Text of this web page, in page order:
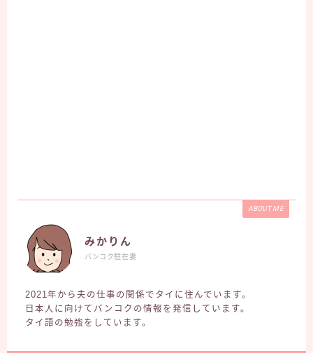
ABOUT ME
みかりん
バンコク駐在妻
2021年から夫の仕事の関係でタイに住んでいます。
日本人に向けてバンコクの情報を発信しています。
タイ語の勉強をしています。